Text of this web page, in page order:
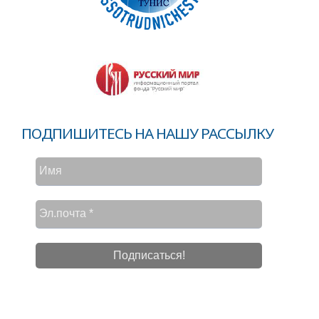
ПОДПИШИТЕСЬ НА НАШУ РАССЫЛКУ